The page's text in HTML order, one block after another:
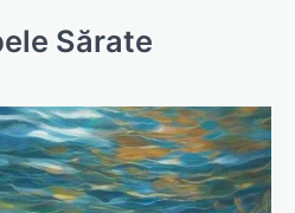
Sărate